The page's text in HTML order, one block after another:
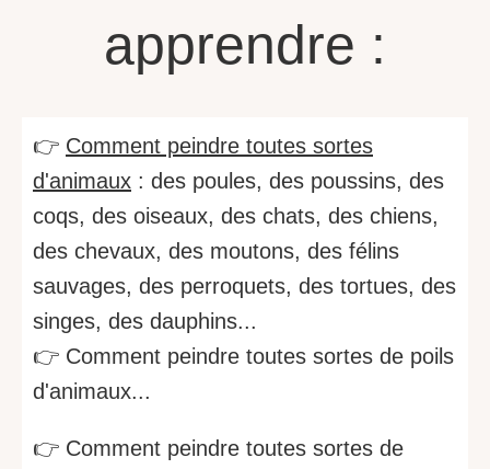
apprendre :
👉 Comment peindre toutes sortes
d'animaux : des poules, des poussins, des
coqs, des oiseaux, des chats, des chiens,
des chevaux, des moutons, des félins
sauvages, des perroquets, des tortues, des
singes, des dauphins...
👉 Comment peindre toutes sortes de poils
d'animaux...
👉 Comment peindre toutes sortes de